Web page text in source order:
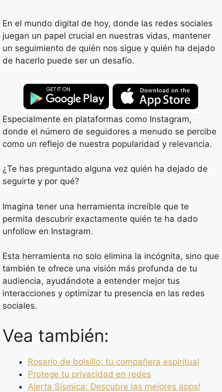
En el mundo digital de hoy, donde las redes sociales
juegan un papel crucial en nuestras vidas, mantener
un seguimiento de quién nos sigue y quién ha dejado
de hacerlo puede ser un desafío.
Especialmente en plataformas como Instagram,
donde el número de seguidores a menudo se percibe
como un reflejo de nuestra popularidad y relevancia.
¿Te has preguntado alguna vez quién ha dejado de
seguirte y por qué?
Imagina tener una herramienta increíble que te
permita descubrir exactamente quién te ha dado
unfollow en Instagram.
Esta herramienta no solo elimina la incógnita, sino que
también te ofrece una visión más profunda de tu
audiencia, ayudándote a entender mejor tus
interacciones y optimizar tu presencia en las redes
sociales.
Vea también:
Rosario de bolsillo: tu compañera espiritual
Protege tu privacidad en redes
Alerta Sísmica: Descubre las mejores apps!